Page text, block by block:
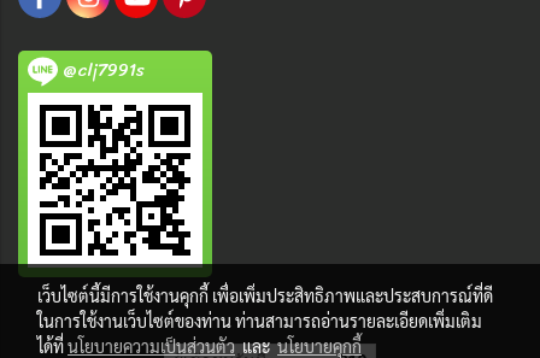
@clj7991s
เว็บไซต์นี้มีการใช้งานคุกกี้ เพื่อเพิ่มประสิทธิภาพและประสบการณ์ที่ดี
ในการใช้งานเว็บไซต์ของท่าน ท่านสามารถอ่านรายละเอียดเพิ่มเติม
ได้ที่นโยบายความเป็นส่วนตัวและนโยบายคุกกี้